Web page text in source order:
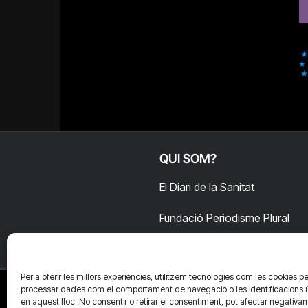
Per a oferir les millors experiències, utilitzem tecnologies com les cookies
processar dades com el comportament de navegació o les identificacions
en aquest lloc. No consentir o retirar el consentiment, pot afectar
QUI SOM?
El Diari de la Sanitat
Fundació Periodisme Plural